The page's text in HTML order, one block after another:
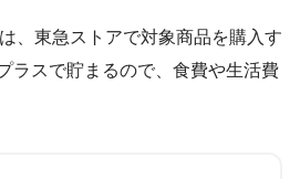
、東急ストアで対象商品を購入す
ラスで貯まるので、食費や生活費